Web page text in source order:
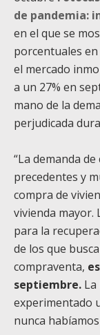
de pandemia:
en el que se
porcentuales
el mercado
a un 27% en
mano de la
perjudicada
“La demanda
precedentes y
compra de
vivienda mayor.
para la
de los que
compraventa,
septiembre.
experimentado
nunca